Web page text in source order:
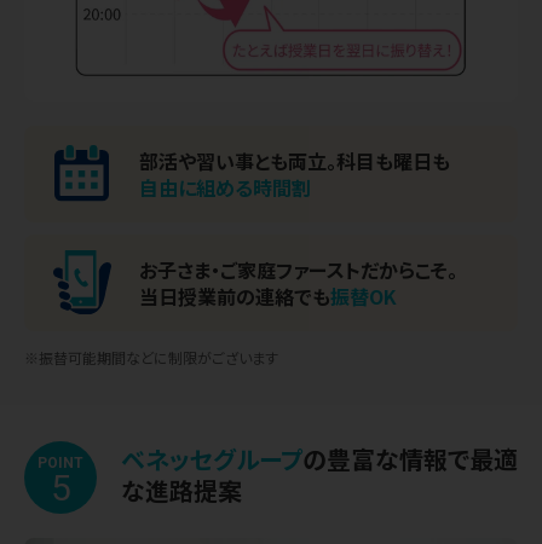
部活や習い事とも両立。科目も曜日も
自由に組める時間割
お子さま・ご家庭ファーストだからこそ。
当日授業前の連絡でも振替OK
※振替可能期間などに制限がございます
POINT
5
ベネッセグループの豊富な情報で最適
な進路提案